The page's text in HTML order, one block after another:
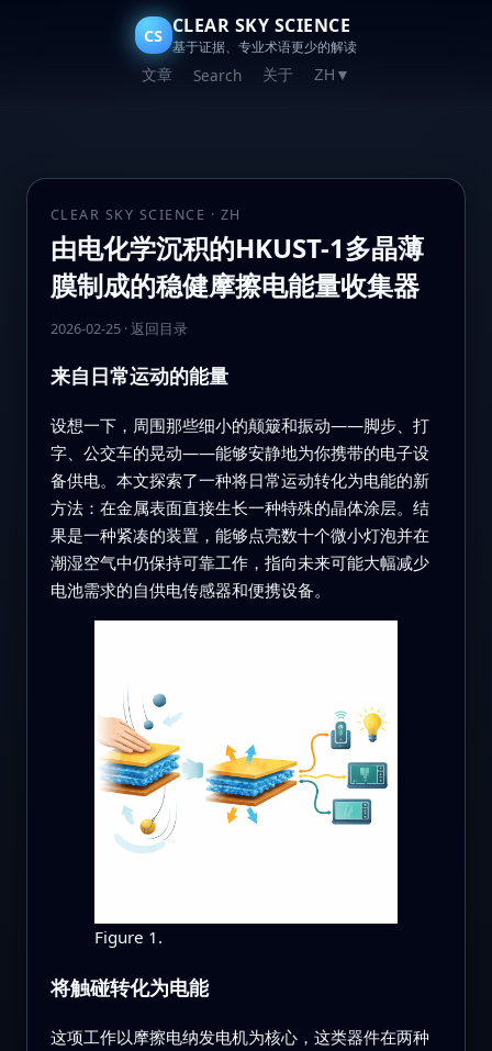
CS CLEAR SKY SCIENCE
基于证据、专业术语更少的解读
文章 Search 关于 ZH ▼
CLEAR SKY SCIENCE · ZH
由电化学沉积的HKUST-1多晶薄
膜制成的稳健摩擦电能量收集器
2026-02-25· 返回目录
来自日常运动的能量
设想一下，周围那些细小的颠簸和振动——脚步、打
字、公交车的晃动——能够安静地为你携带的电子设
备供电。本文探索了一种将日常运动转化为电能的新
方法：在金属表面直接生长一种特殊的晶体涂层。结
果是一种紧凑的装置，能够点亮数十个微小灯泡并在
潮湿空气中仍保持可靠工作，指向未来可能大幅减少
电池需求的自供电传感器和便携设备。
Figure 1.
将触碰转化为电能
这项工作以摩擦电纳发电机为核心，这类器件在两种